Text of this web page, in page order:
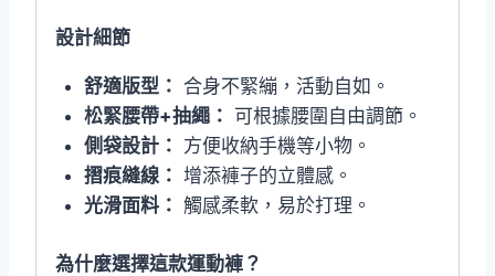
設計細節
舒適版型： 合身不緊繃，活動自如。
松緊腰帶+抽繩： 可根據腰圍自由調節。
側袋設計： 方便收納手機等小物。
摺痕縫線： 增添褲子的立體感。
光滑面料： 觸感柔軟，易於打理。
為什麼選擇這款運動褲？